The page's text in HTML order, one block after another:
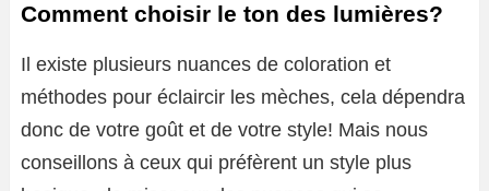
Comment choisir le ton des lumières?
Il existe plusieurs nuances de coloration et
méthodes pour éclaircir les mèches, cela dépendra
donc de votre goût et de votre style! Mais nous
conseillons à ceux qui préfèrent un style plus